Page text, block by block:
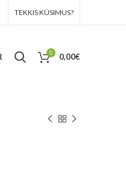
TEKKIS KÜSIMUS?
0 0,00€